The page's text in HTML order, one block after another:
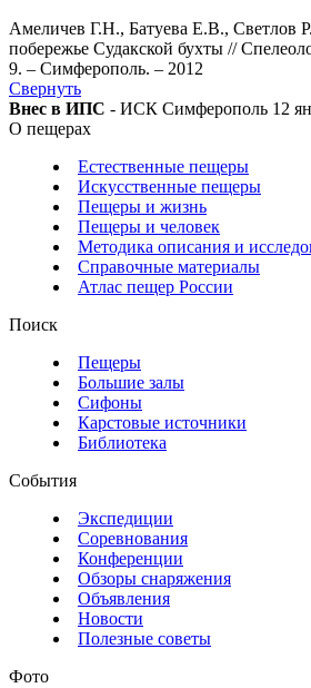
Амеличев Г.Н., Батуева Е.В., Светлов
побережье Судакской бухты //
9. – Симферополь. – 2012
Свернуть
Внес в ИПС - ИСК Симферополь 12
О пещерах
Естественные пещеры
Искусственные пещеры
Пещеры и жизнь
Пещеры и человек
Методика описания и
Справочные материалы
Атлас пещер России
Поиск
Пещеры
Большие залы
Сифоны
Карстовые источники
Библиотека
События
Экспедиции
Соревнования
Конференции
Обзоры снаряжения
Объявления
Новости
Полезные советы
Фото